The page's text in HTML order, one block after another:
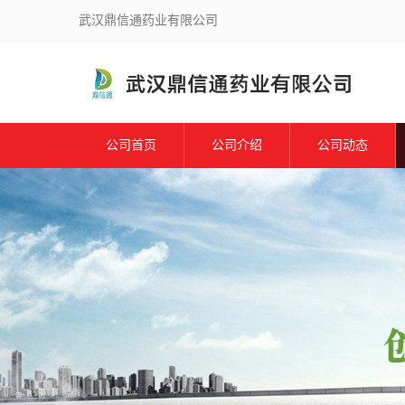
武汉鼎信通药业有限公司
公司首页 公司介绍 公司动态